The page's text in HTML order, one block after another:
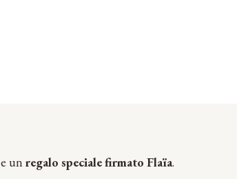
e unregalo speciale firmato Flaïa.